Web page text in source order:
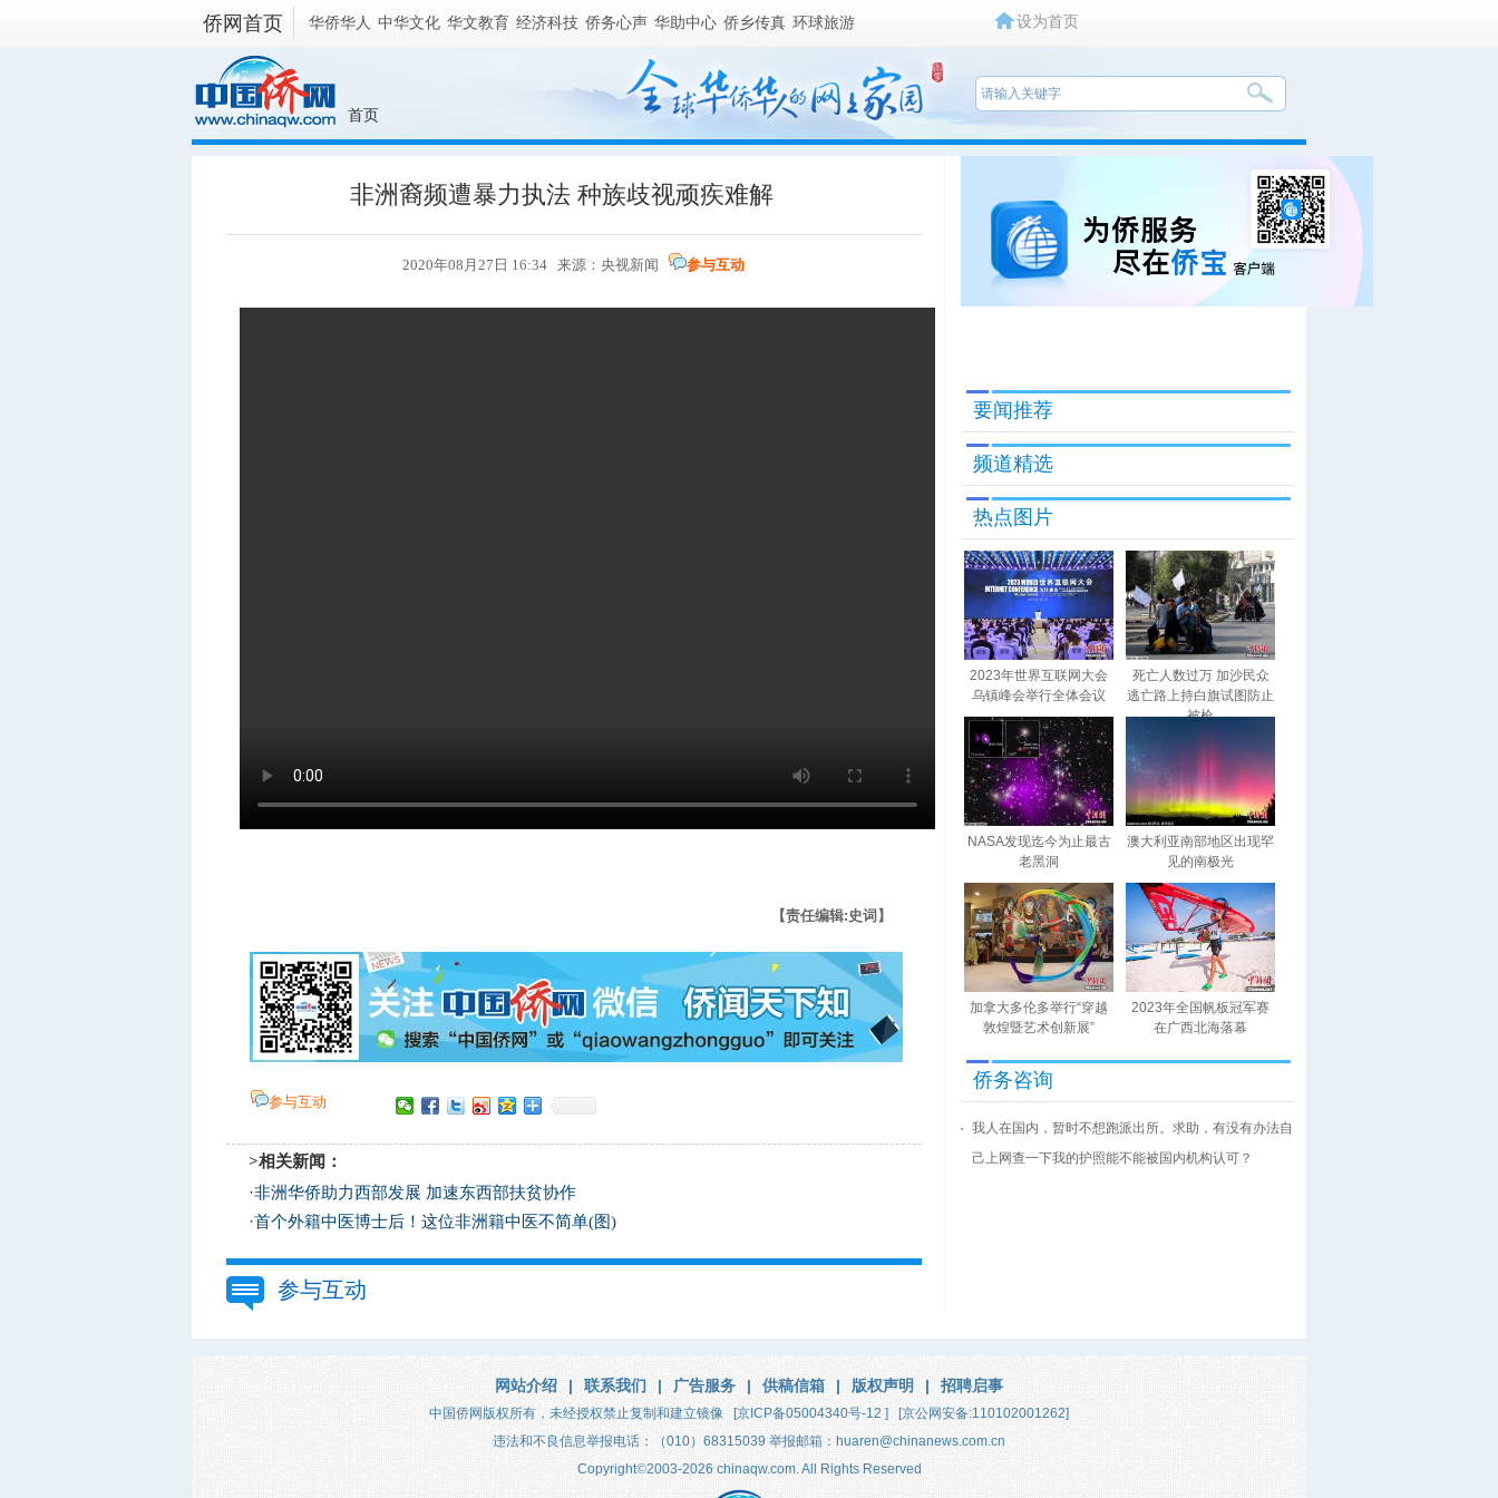
侨网首页 华侨华人 中华文化 华文教育 经济科技 侨务心声 华助中心 侨乡传真 环球旅游 设为首页
首页
非洲裔频遭暴力执法 种族歧视顽疾难解
2020年08月27日 16:34 来源：央视新闻 参与互动
【责任编辑:史词】
参与互动
>相关新闻：
·非洲华侨助力西部发展 加速东西部扶贫协作
·首个外籍中医博士后！这位非洲籍中医不简单(图)
参与互动
要闻推荐
频道精选
热点图片
2023年世界互联网大会
乌镇峰会举行全体会议
死亡人数过万 加沙民众
逃亡路上持白旗试图防止
被枪
NASA发现迄今为止最古
老黑洞
澳大利亚南部地区出现罕
见的南极光
加拿大多伦多举行“穿越
敦煌暨艺术创新展”
2023年全国帆板冠军赛
在广西北海落幕
侨务咨询
我人在国内，暂时不想跑派出所。求助，有没有办法自
己上网查一下我的护照能不能被国内机构认可？
网站介绍 | 联系我们 | 广告服务 | 供稿信箱 | 版权声明 | 招聘启事
中国侨网版权所有，未经授权禁止复制和建立镜像 [京ICP备05004340号-12 ]
[京公网安备:110102001262]
违法和不良信息举报电话：（010）68315039 举报邮箱：huaren@chinanews.com.cn
Copyright©2003-2026 chinaqw.com. All Rights Reserved